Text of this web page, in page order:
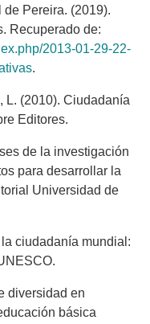
Pereira. (2019).
Recuperado de:
2013-01-29-22-
.
L. (2010). Ciudadanía
Editores.
de la investigación
para desarrollar la
Universidad de
ciudadanía mundial:
diversidad en
básica